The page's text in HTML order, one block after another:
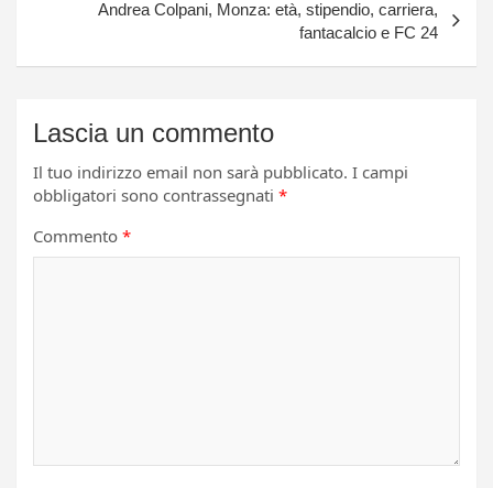
Andrea Colpani, Monza: età, stipendio, carriera,
fantacalcio e FC 24
Lascia un commento
Il tuo indirizzo email non sarà pubblicato. I campi
obbligatori sono contrassegnati *
Commento *